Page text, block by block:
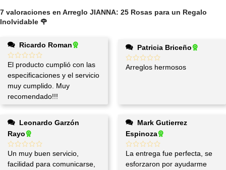
7 valoraciones en Arreglo JIANNA: 25 Rosas para un Regalo
Inolvidable 🌹
Ricardo Roman
El producto cumplió con las
especificaciones y el servicio
muy cumplido. Muy
recomendado!!!
Patricia Briceño
Arreglos hermosos
Rayo
Un muy buen servicio,
facilidad para comunicarse,
Espinoza
La entrega fue perfecta, se
esforzaron por ayudarme